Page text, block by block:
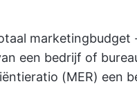
marketingbudget
een bedrijf of
(MER) een